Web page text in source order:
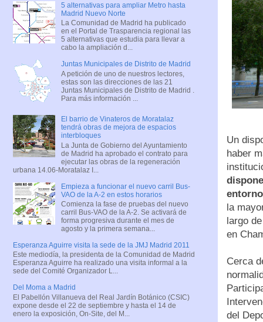
Un
haber
la
largo
en
Cerca
del
5 alternativas para ampliar Metro hasta
Madrid Nuevo Norte
La Comunidad de Madrid ha publicado
en el Portal de Trasparencia regional las
5 alternativas que estudia para llevar a
cabo la ampliación d...
Juntas Municipales de Distrito de Madrid
A petición de uno de nuestros lectores,
estas son las direcciones de las 21
Juntas Municipales de Distrito de Madrid .
Para más información ...
El barrio de Vinateros de Moratalaz
tendrá obras de mejora de espacios
interbloques
La Junta de Gobierno del Ayuntamiento
de Madrid ha aprobado el contrato para
ejecutar las obras de la regeneración
urbana 14.06-Moratalaz I...
Empieza a funcionar el nuevo carril Bus-
VAO de la A-2 en estos horarios
Comienza la fase de pruebas del nuevo
carril Bus-VAO de la A-2. Se activará de
forma progresiva durante el mes de
agosto y la primera semana...
Esperanza Aguirre visita la sede de la JMJ Madrid 2011
Este mediodía, la presidenta de la Comunidad de Madrid
Esperanza Aguirre ha realizado una visita informal a la
sede del Comité Organizador L...
Del Moma a Madrid
El Pabellón Villanueva del Real Jardín Botánico (CSIC)
expone desde el 22 de septiembre y hasta el 14 de
enero la exposición, On-Site, del M...